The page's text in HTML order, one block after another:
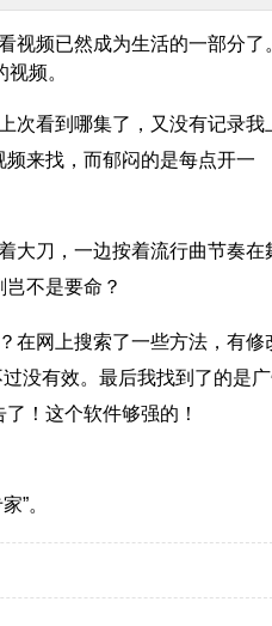
频已然成为生活的一部分了。
频。
看到哪集了，又没有记录我
来找，而郁闷的是每点开一
刀，一边按着流行曲节奏在
不是要命？
网上搜索了一些方法，有修
没有效。最后我找到了的是
！这个软件够强的！
”。